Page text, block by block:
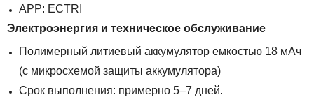
APP: ECTRI
Электроэнергия и техническое обслуживание
Полимерный литиевый аккумулятор емкостью 18 мАч
(с микросхемой защиты аккумулятора)
Срок выполнения: примерно 5–7 дней.